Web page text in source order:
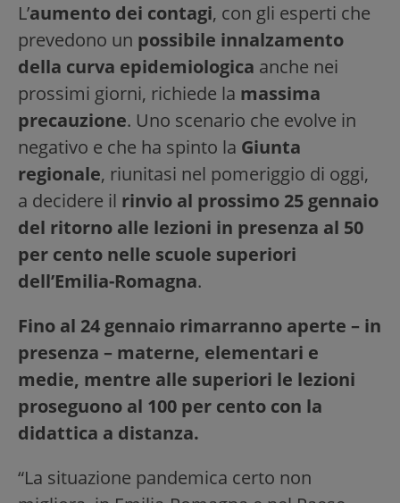
L’aumento dei contagi, con gli esperti che
prevedono un possibile innalzamento
della curva epidemiologica anche nei
prossimi giorni, richiede la massima
precauzione. Uno scenario che evolve in
negativo e che ha spinto la Giunta
regionale, riunitasi nel pomeriggio di oggi,
a decidere il rinvio al prossimo 25 gennaio
del ritorno alle lezioni in presenza al 50
per cento nelle scuole superiori
dell’Emilia-Romagna.
Fino al 24 gennaio rimarranno aperte – in
presenza – materne, elementari e
medie, mentre alle superiori le lezioni
proseguono al 100 per cento con la
didattica a distanza.
“La situazione pandemica certo non